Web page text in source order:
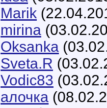
Marik
mirina
Oksanka
Sveta.R
Vodic83
алочка